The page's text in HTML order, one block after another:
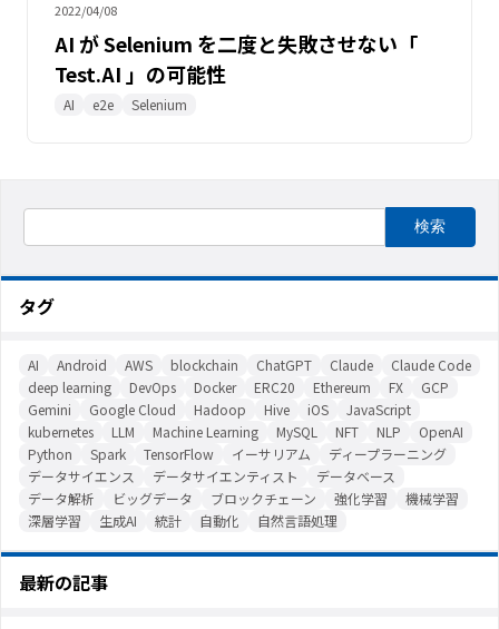
2022/04/08
AI が Selenium を二度と失敗させない「
Test.AI 」の可能性
AI e2e Selenium
タグ
AI Android AWS blockchain ChatGPT Claude
Claude Code
deep learning
DevOps Docker ERC20 Ethereum FX
GCP
Gemini
Google Cloud Hadoop Hive iOS
JavaScript
kubernetes
LLM Machine Learning MySQL NFT NLP
OpenAI
Python
Spark TensorFlow イーサリアム
ディープラーニング
データサイエンス
データサイエンティスト
データベース
データ解析
ビッグデータ ブロックチェーン 強化学習
機械学習
深層学習
生成AI 統計 自動化 自然言語処理
最新の記事